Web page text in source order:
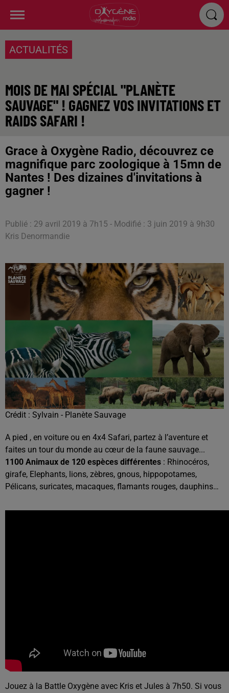
ACTUALITÉS
MOIS DE MAI SPÉCIAL "PLANÈTE
SAUVAGE" ! GAGNEZ VOS INVITATIONS ET
RAIDS SAFARI !
Grace à Oxygène Radio, découvrez ce
magnifique parc zoologique à 15mn de
Nantes ! Des dizaines d'invitations à
gagner !
Publié : 29 avril 2019 à 7h15 - Modifié : 3 juin 2019 à 9h30
Kris Denormandie
Crédit : Sylvain - Planète Sauvage
A pied , en voiture ou en 4x4 Safari, partez à l’aventure et
faites un tour du monde au cœur de la faune sauvage...
1100 Animaux de 120 espèces différentes : Rhinocéros,
girafe, Elephants, lions, zèbres, gnous, hippopotames,
Pélicans, suricates, macaques, flamants rouges, dauphins…
Jouez à la Battle Oxygène avec Kris et Jules à 7h50. Si vous